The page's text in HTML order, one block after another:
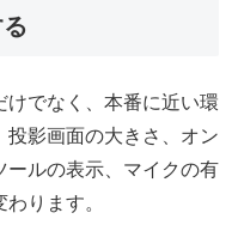
けでなく、本番に近い環
影画面の大きさ、オン
ールの表示、マイクの有
ります。